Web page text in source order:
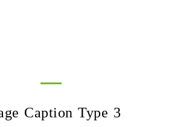
Caption Type 3